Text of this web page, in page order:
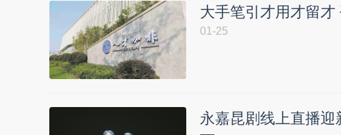
大手笔引才用才留
01-25
永嘉昆剧线上直播